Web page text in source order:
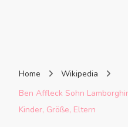
Home
Wikipedia
Ben Affleck Sohn
Kinder, Größe, Eltern